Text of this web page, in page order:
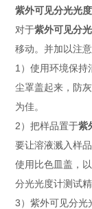
紫外可见分光光
对于紫外可见分
移动。并加以注
1）使用环境保持
尘罩盖起来，防
为佳。
2）把样品置于紫
要让溶液溅入样
使用比色皿盖，
分光光度计测试精
3）紫外可见分光